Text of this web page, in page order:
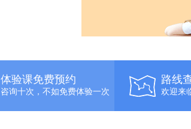
体验课免费预约
咨询十次，不如免费体验一次
路线
欢迎来